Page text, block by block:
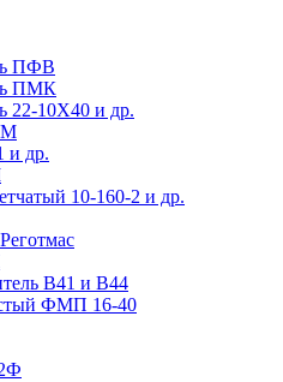
ПФВ
ПМК
22-10Х40 и др.
и др.
10-160-2 и др.
В41 и В44
ФМП 16-40